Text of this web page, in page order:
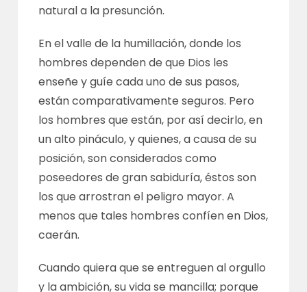
natural a la presunción.
En el valle de la humillación, donde los
hombres dependen de que Dios les
enseñe y guíe cada uno de sus pasos,
están comparativamente seguros. Pero
los hombres que están, por así decirlo, en
un alto pináculo, y quienes, a causa de su
posición, son considerados como
poseedores de gran sabiduría, éstos son
los que arrostran el peligro mayor. A
menos que tales hombres confíen en Dios,
caerán.
Cuando quiera que se entreguen al orgullo
y la ambición, su vida se mancilla; porque